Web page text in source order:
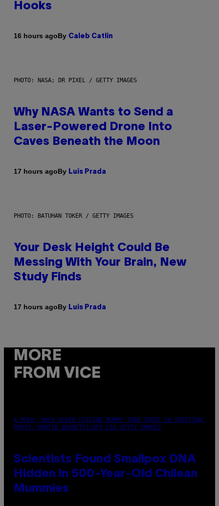
Hooks
16 hours agoBy Caleb Catlin
PHOTO: NASA; DR PIXEL / GETTY IMAGES
Why NASA Wants to Send a
Laser-Powered Drone Into
Caves Beneath the Moon
17 hours agoBy Luis Prada
PHOTO: BATUHAN TOKER / GETTY IMAGES
Your Desk Height Could Be
Messing With Your Brain, New
Study Finds
17 hours agoBy Luis Prada
MORE
FROM VICE
A MUCH, MUCH OLDER CHILEAN MUMMY THAN THOSE IN QUESTION.
PHOTO: MARTIN BERNETTI/AFP VIA GETTY IMAGES
Scientists Found Smallpox DNA
Hidden in 500-Year-Old Chilean
Mummies